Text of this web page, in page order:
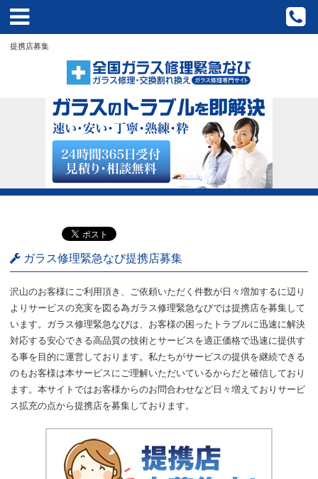
提携店募集
ガラス修理緊急なび提携店募集
沢山のお客様にご利用頂き、ご依頼いただく件数が日々増加するに辺り
よりサービスの充実を図る為ガラス修理緊急なびでは提携店を募集して
います。ガラス修理緊急なびは、お客様の困ったトラブルに迅速に解決
対応する安心できる高品質の技術とサービスを適正価格で迅速に提供す
る事を目的に運営しております。私たちがサービスの提供を継続できる
のもお客様は本サービスにご理解いただいているからだと確信しており
ます。本サイトではお客様からのお問合わせなど日々増えておりサービ
ス拡充の点から提携店を募集しております。
HOME
なびについて？
全国のブログ
お問い合わせ
プライバシーポリシー
提携店募集
サイトマップ